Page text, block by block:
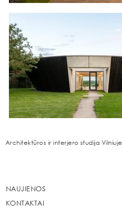
Architektūros ir interjero studija Vilniuje
NAUJIENOS
KONTAKTAI